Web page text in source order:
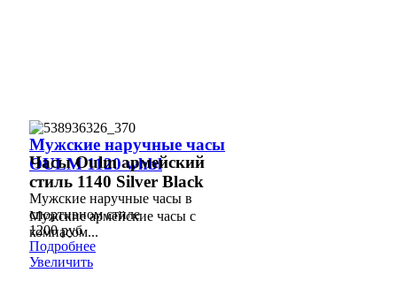
Мужские наручные часы
OULM 1120 whbl
Мужские наручные часы в
спортивном стиле
1200 руб
Подробнее
Увеличить
Часы Oulm армейский
стиль 1140 Silver Black
Мужские армейские часы с
компасом...